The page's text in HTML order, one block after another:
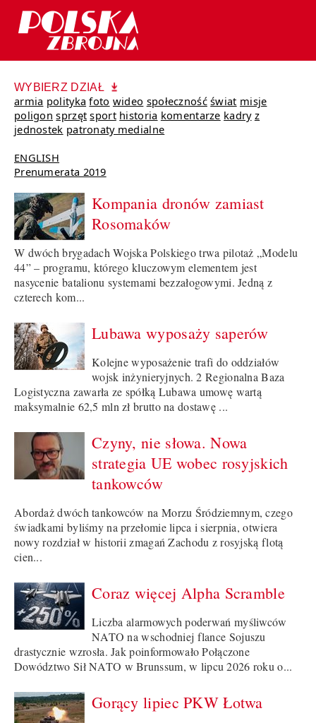
WYBIERZ DZIAŁ
armia polityka foto wideo społeczność świat misje
poligon sprzęt sport historia komentarze kadry z
jednostek patronaty medialne
ENGLISH
Prenumerata 2019
Kompania dronów zamiast
Rosomaków
W dwóch brygadach Wojska Polskiego trwa pilotaż „Modelu
44” – programu, którego kluczowym elementem jest
nasycenie batalionu systemami bezzałogowymi. Jedną z
czterech kom...
Lubawa wyposaży saperów
Kolejne wyposażenie trafi do oddziałów
wojsk inżynieryjnych. 2 Regionalna Baza
Logistyczna zawarła ze spółką Lubawa umowę wartą
maksymalnie 62,5 mln zł brutto na dostawę ...
Czyny, nie słowa. Nowa
strategia UE wobec rosyjskich
tankowców
Abordaż dwóch tankowców na Morzu Śródziemnym, czego
świadkami byliśmy na przełomie lipca i sierpnia, otwiera
nowy rozdział w historii zmagań Zachodu z rosyjską flotą
cien...
Coraz więcej Alpha Scramble
Liczba alarmowych poderwań myśliwców
NATO na wschodniej flance Sojuszu
drastycznie wzrosła. Jak poinformowało Połączone
Dowództwo Sił NATO w Brunssum, w lipcu 2026 roku o...
Gorący lipiec PKW Łotwa